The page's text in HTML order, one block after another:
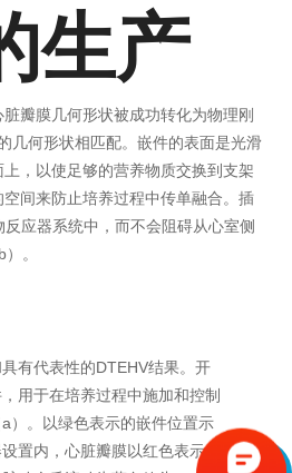
生产
瓣膜几何形状被成功转化为物理刚
几何形状相匹配。嵌件的表面是光滑
，以使足够的营养物质交换到支架
空间来防止培养过程中传单融合。插
应器系统中，而不会阻碍从心室侧
。
有代表性的DTEHV结果。开
用于在培养过程中施加和控制
）。以绿色表示的嵌件位置示
置内，心脏瓣膜以红色表示，